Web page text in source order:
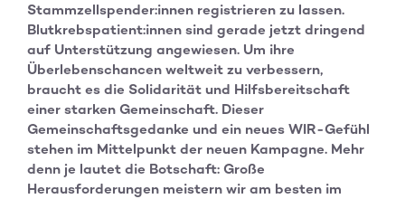
Stammzellspender:innen registrieren zu lassen.
Blutkrebspatient:innen sind gerade jetzt dringend
auf Unterstützung angewiesen. Um ihre
Überlebenschancen weltweit zu verbessern,
braucht es die Solidarität und Hilfsbereitschaft
einer starken Gemeinschaft. Dieser
Gemeinschaftsgedanke und ein neues WIR-Gefühl
stehen im Mittelpunkt der neuen Kampagne. Mehr
denn je lautet die Botschaft: Große
Herausforderungen meistern wir am besten im